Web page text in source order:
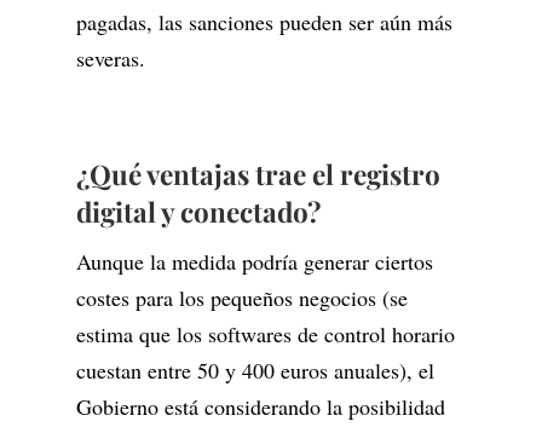
pagadas, las sanciones pueden ser aún más
severas.
¿Qué ventajas trae el registro
digital y conectado?
Aunque la medida podría generar ciertos
costes para los pequeños negocios (se
estima que los softwares de control horario
cuestan entre 50 y 400 euros anuales), el
Gobierno está considerando la posibilidad